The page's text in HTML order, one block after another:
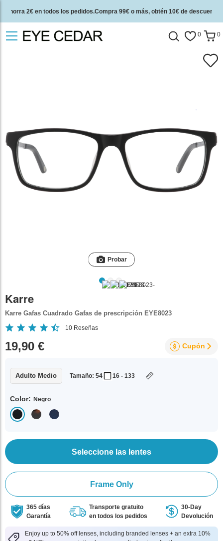
Ahorra 2€ en todos los pedidos.Compra 99€ o más, obtén 10€ de descuento.
2 años de garantía de calidad y 30 días de garantía de devolución del dinero.
0 0
Probar
Karre
Karre Gafas Cuadrado Gafas de prescripción EYE8023
10 Reseñas
19,90 € Cupón
Adulto Medio Tamaño: 54 16 - 133
Color: Negro
Seleccione las lentes
Frame Only
365 días
Garantía
Transporte gratuito
en todos los pedidos
30-Day
Devolución
Enjoy up to 50% off lenses, including branded lenses + an extra 10%